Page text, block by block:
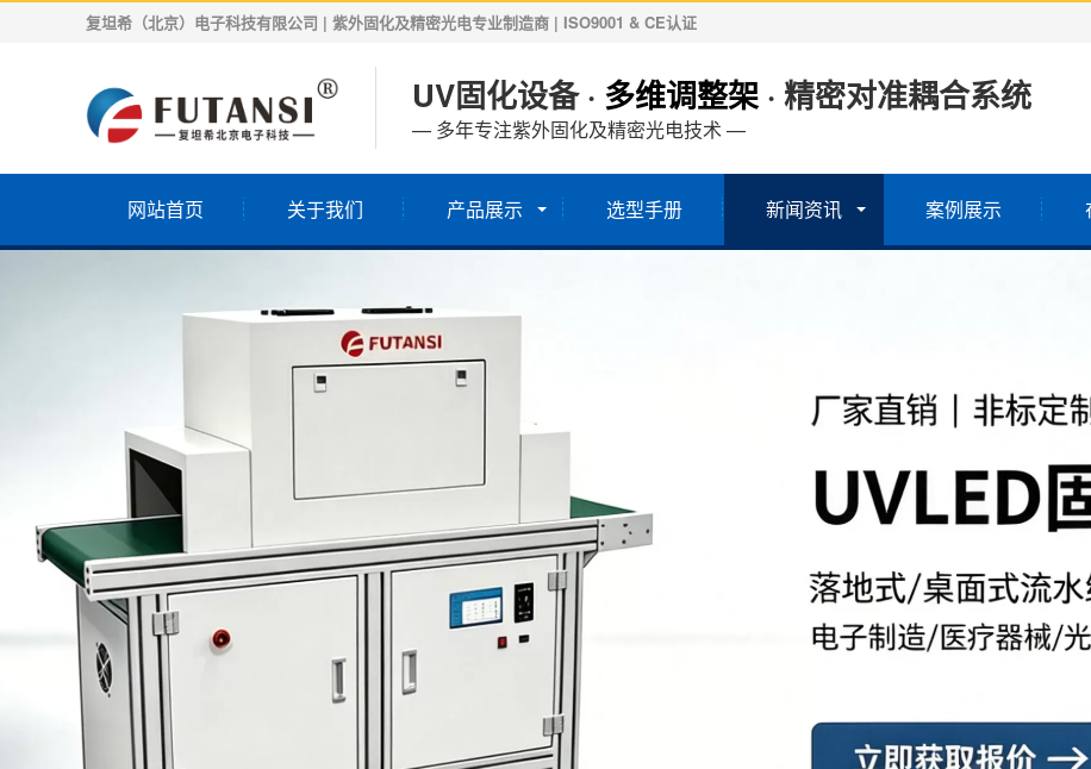
复坦希（北京）电子科技有限公司 | 紫外固化及精密光电专业制造商 | ISO9001 & CE认证
UV固化设备 · 多维调整架· 精密对准耦合系统
— 多年专注紫外固化及精密光电技术 —
网站首页 关于我们 产品展示 选型手册 新闻资讯 案例展示